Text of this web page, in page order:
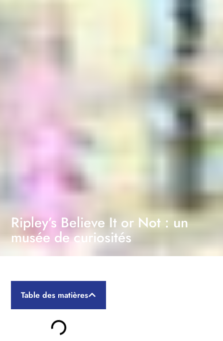
Ripley’s Believe It or Not : un
musée de curiosités
Table des matières